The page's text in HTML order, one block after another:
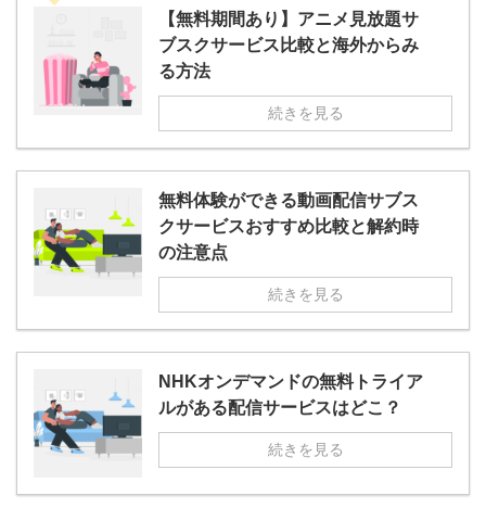
【無料期間あり】アニメ見放題サ
ブスクサービス比較と海外からみ
る方法
続きを見る
無料体験ができる動画配信サブス
クサービスおすすめ比較と解約時
の注意点
続きを見る
NHKオンデマンドの無料トライア
ルがある配信サービスはどこ？
続きを見る